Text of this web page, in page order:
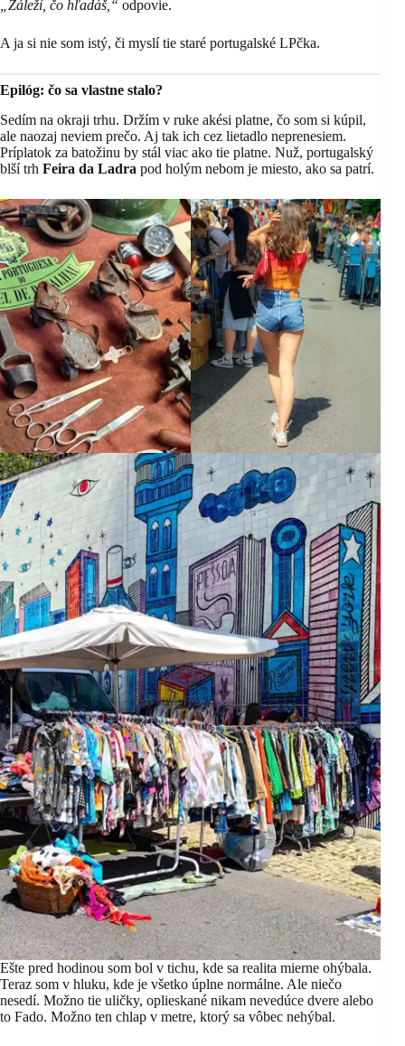
„Záleží, čo hľadáš,“ odpovie.
A ja si nie som istý, či myslí tie staré portugalské LPčka.
Epilóg: čo sa vlastne stalo?
Sedím na okraji trhu. Držím v ruke akési platne, čo som si kúpil,
ale naozaj neviem prečo. Aj tak ich cez lietadlo neprenesiem.
Príplatok za batožinu by stál viac ako tie platne. Nuž, portugalský
blší trh Feira da Ladra pod holým nebom je miesto, ako sa patrí.
Ešte pred hodinou som bol v tichu, kde sa realita mierne ohýbala.
Teraz som v hluku, kde je všetko úplne normálne. Ale niečo
nesedí. Možno tie uličky, oplieskané nikam nevedúce dvere alebo
to Fado. Možno ten chlap v metre, ktorý sa vôbec nehýbal.